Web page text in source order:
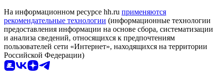
На информационном ресурсе hh.ru применяются
рекомендательные технологии (информационные технологии
предоставления информации на основе сбора, систематизации
и анализа сведений, относящихся к предпочтениям
пользователей сети «Интернет», находящихся на территории
Российской Федерации)